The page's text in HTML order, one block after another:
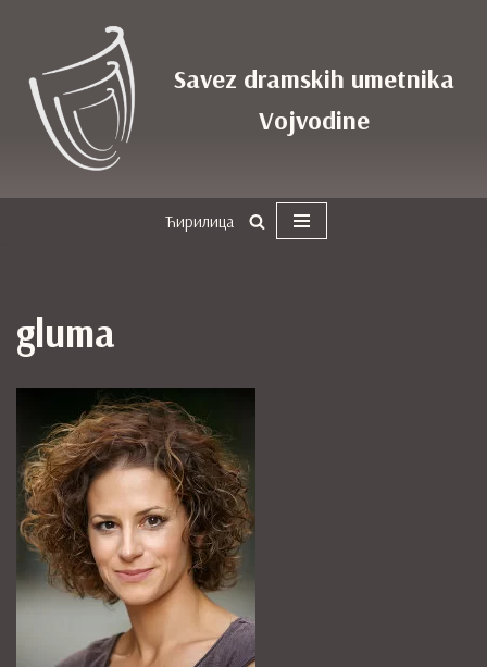
na
sadržaj
Savez dramskih umetnika
Vojvodine
Ћирилица
gluma